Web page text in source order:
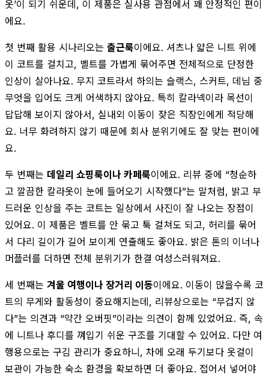
옷’이 되기 쉬운데, 이 제품은 실사용 관점에서 꽤 안정적인 편이
에요.
첫 번째 활용 시나리오는 출근룩이에요. 셔츠나 얇은 니트 위에
이 코트를 걸치고, 벨트를 가볍게 묶어주면 전체적으로 단정한
인상이 살아나요. 무지 코트라서 하의는 슬랙스, 스커트, 데님 중
무엇을 입어도 크게 어색하지 않아요. 특히 칼라넥이라 목선이
답답해 보이지 않아서, 실내외 이동이 잦은 직장인에게 적당해
요. 너무 화려하지 않기 때문에 회사 분위기에도 잘 맞는 편이에
요.
두 번째는 데일리 쇼핑룩이나 카페룩이에요. 리뷰 중에 “청순하
고 깔끔한 칼라옷이 눈에 들어오기 시작했다”는 말처럼, 밝고 부
드러운 인상을 주는 코트는 일상에서 사진이 잘 나오는 장점이
있어요. 이 제품은 벨트를 안 묶고 툭 걸쳐도 되고, 허리를 묶어
서 다리 길이가 길어 보이게 연출해도 좋아요. 밝은 톤의 이너나
머플러를 더하면 전체 분위기가 한결 여성스러워져요.
세 번째는 겨울 여행이나 장거리 이동이에요. 이동이 많을수록 코
트의 무게와 활동성이 중요해지는데, 리뷰상으로는 “무겁지 않
다”는 의견과 “약간 오버핏”이라는 의견이 함께 있었어요. 즉, 속
에 니트나 후디를 껴입기 쉬운 구조를 기대할 수 있어요. 다만 여
행용으로는 구김 관리가 중요하니, 차에 오래 두기보다 옷걸이
보관이 가능한 숙소 환경을 확보하면 더 좋아요. 접어서 넣어야